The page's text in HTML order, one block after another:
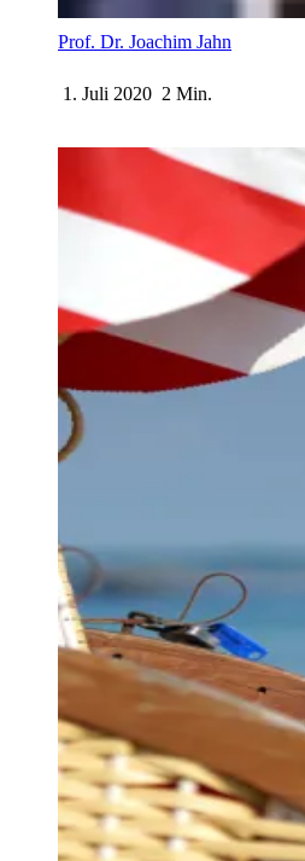
Prof. Dr. Joachim Jahn
1. Juli 2020 2 Min.